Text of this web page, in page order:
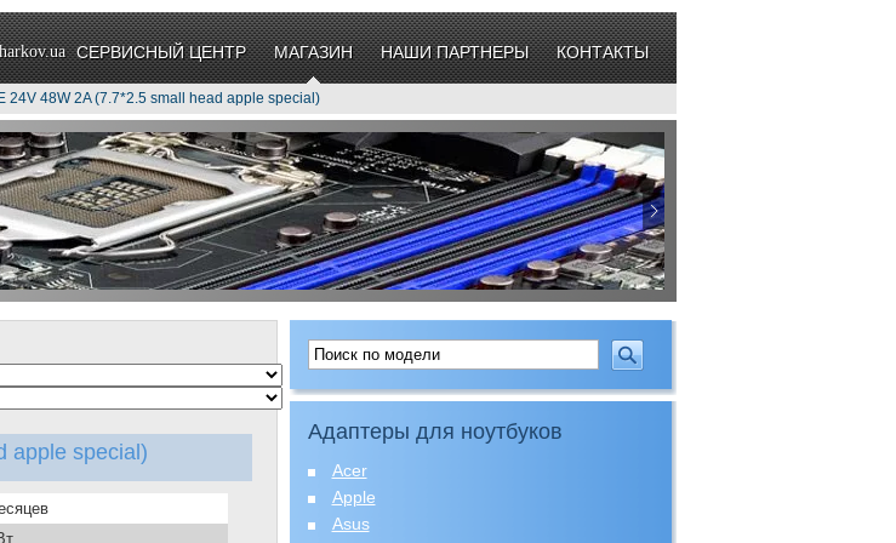
СЕРВИСНЫЙ ЦЕНТР МАГАЗИН НАШИ ПАРТНЕРЫ КОНТАКТЫ
24V 48W 2A (7.7*2.5 small head apple special)
Адаптеры для ноутбуков
Acer
Apple
Asus
apple special)